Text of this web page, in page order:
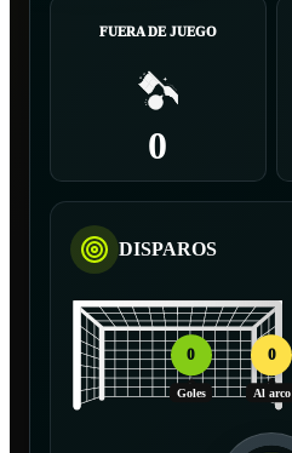
FUERA DE JUEGO
0
DISPAROS
0
Goles
0
Al arco